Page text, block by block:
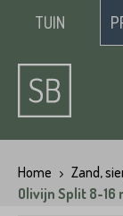
TUIN
Home Zand,
Olivijn Split 8-16